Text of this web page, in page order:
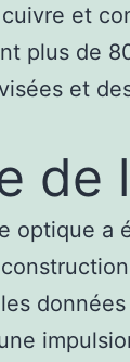
et
plus de
et
de
optique a